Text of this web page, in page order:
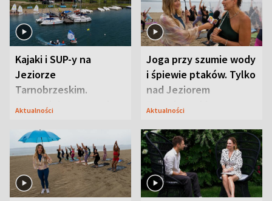
Kajaki i SUP-y na
Jeziorze
Tarnobrzeskim.
Przyrodnicy zwracają
Aktualności
Joga przy szumie wody
i śpiewie ptaków. Tylko
nad Jeziorem
Tarnobrzeskim
Aktualności